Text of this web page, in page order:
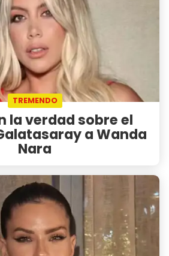
TREMENDO
la verdad sobre el
a Wanda
Nara